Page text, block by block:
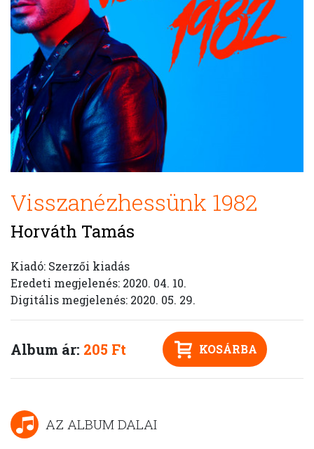
Visszanézhessünk 1982
Horváth Tamás
Kiadó: Szerzői kiadás
Eredeti megjelenés: 2020. 04. 10.
Digitális megjelenés: 2020. 05. 29.
Album ár: 205 Ft KOSÁRBA
AZ ALBUM DALAI